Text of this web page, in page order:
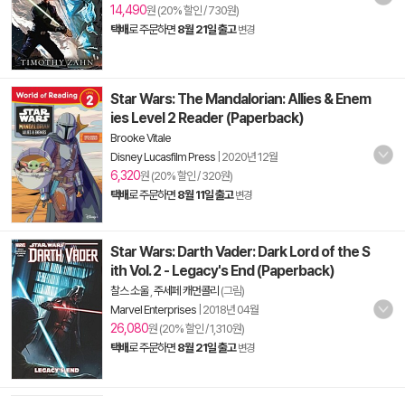
14,490원 (20% 할인 / 730원)
택배로 주문하면 8월 21일 출고 변경
Star Wars: The Mandalorian: Allies & Enem
ies Level 2 Reader (Paperback)
Brooke Vitale
Disney Lucasfilm Press 2020년 12월
6,320원 (20% 할인 / 320원)
택배로 주문하면 8월 11일 출고 변경
Star Wars: Darth Vader: Dark Lord of the S
ith Vol. 2 - Legacy's End (Paperback)
찰스 소울, 주세페 캐먼콜리 (그림)
Marvel Enterprises 2018년 04월
26,080원 (20% 할인 / 1,310원)
택배로 주문하면 8월 21일 출고 변경